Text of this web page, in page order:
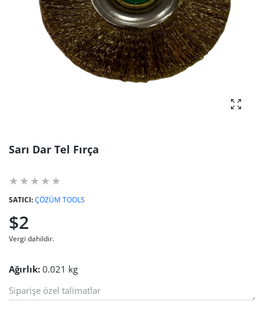
Sarı Dar Tel Fırça
SATICI:ÇÖZÜM TOOLS
$2
Vergi dahildir.
Ağırlık: 0.021 kg